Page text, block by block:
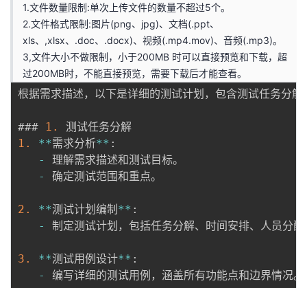
1.文件数量限制:单次上传文件的数量不超过5个。
2.文件格式限制:图片(png、jpg)、文档(.ppt、
xls、,xlsx、.doc、.docx)、视频(.mp4.mov)、音频(.mp3)。
3,文件大小不做限制，小于200MB 时可以直接预览和下载，超
过200MB时，不能直接预览，需要下载后才能查看。
根据需求描述，以下是详细的测试计划，包含测试任务分
### 1.
1.
**需求分析** :
-
理解需求描述和测试目标。
-
确定测试范围和重点。
2. **测试计划编制 ** :
-
制定测试计划，包括任务分解、时间安排、人员分配
3. **测试用例设计** :
-
编写详细的测试用例，涵盖所有功能点和边界情况。